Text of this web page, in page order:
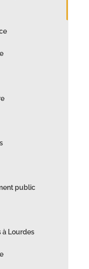
public
à Lourdes